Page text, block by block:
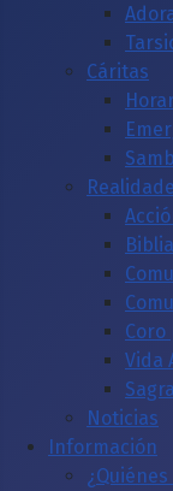
Cáritas
Biblia
Vida
Noticias
Información